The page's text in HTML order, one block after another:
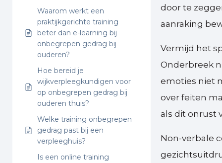
Waarom werkt een
praktijkgerichte training
beter dan e-learning bij
onbegrepen gedrag bij
ouderen?
Hoe bereid je
wijkverpleegkundigen voor
op onbegrepen gedrag bij
ouderen thuis?
Welke training onbegrepen
gedrag past bij een
verpleeghuis?
Is een online training
door te
aanraking
Vermijd het
Onderbreek
emoties niet
over feiten
als dit onrust
Non-verbale